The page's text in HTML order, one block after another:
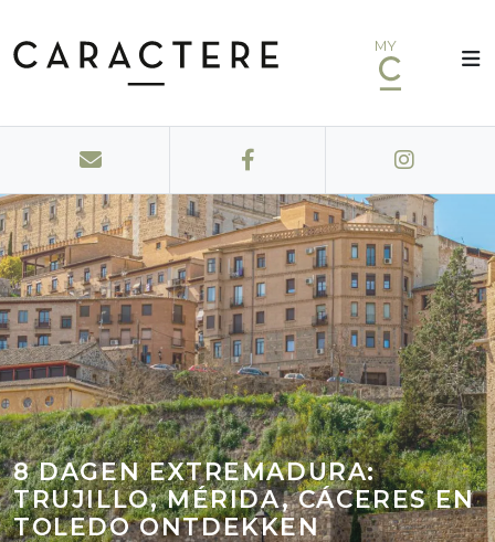
MY
8 DAGEN EXTREMADURA:
TRUJILLO, MÉRIDA, CÁCERES EN
TOLEDO ONTDEKKEN